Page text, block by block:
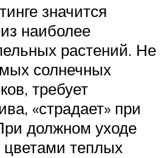
значится
наиболее
растений. Не
солнечных
требует
«страдает» при
должном уходе
цветами теплых